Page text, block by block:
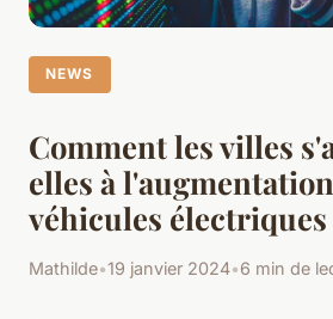
NEWS
Comment les villes
elles à
véhicules électriques
Mathilde•19 janvier 2024•6 min de